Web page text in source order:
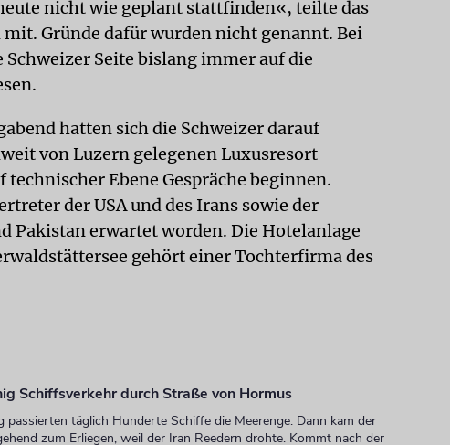
nicht wie geplant stattfinden«, teilte das
Gründe dafür wurden nicht genannt. Bei
Seite bislang immer auf die
hatten sich die Schweizer darauf
von Luzern gelegenen Luxusresort
Ebene Gespräche beginnen.
der USA und des Irans sowie der
Pakistan erwartet worden. Die Hotelanlage
gehört einer Tochterfirma des
Schiffsverkehr durch Straße von Hormus
passierten täglich Hunderte Schiffe die Meerenge. Dann kam der
zum Erliegen, weil der Iran Reedern drohte. Kommt nach der